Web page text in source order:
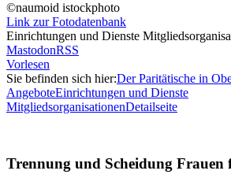
©naumoid istockphoto
Link zur Fotodatenbank
Einrichtungen und Dienste
MastodonRSS
Vorlesen
Sie befinden sich hier:Der Paritätische in
AngeboteEinrichtungen und Dienste
MitgliedsorganisationenDetailseite
Trennung und Scheidung Frauen